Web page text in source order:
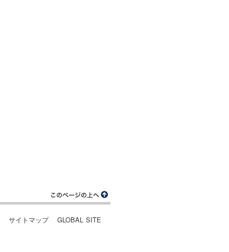
サイトマップ GLOBAL SITE